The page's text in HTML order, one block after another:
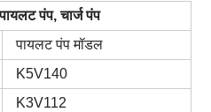
पंप, चार्ज पंप
पायलट पंप मॉडल
K5V140
K3V112